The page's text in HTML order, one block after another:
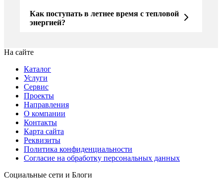
Как поступать в летнее время с тепловой
энергией?
На сайте
Каталог
Услуги
Сервис
Проекты
Направления
О компании
Контакты
Карта сайта
Реквизиты
Политика конфиденциальности
Согласие на обработку персональных данных
Социальные сети и Блоги